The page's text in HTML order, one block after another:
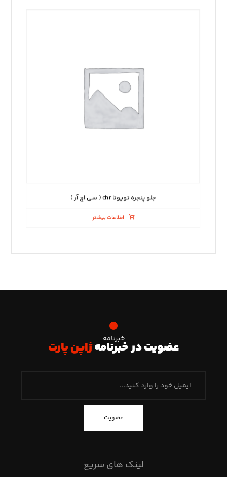
جلو پنجره تویوتا chr ( سی اچ آر )
اطلاعات بیشتر
خبرنامه
عضویت در خبرنامهژاپن پارت
عضویت
لینک های سریع